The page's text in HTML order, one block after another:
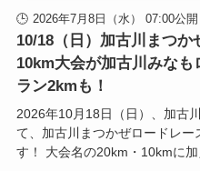
2026年7月8日（水） 07:00公開
10/18（日）加古川まつか
10km大会が加古川みな
ラン2kmも！
2026年10月18日（日）、加古
て、加古川まつかぜロードレ
す！ 大会名の20km・10kmに加